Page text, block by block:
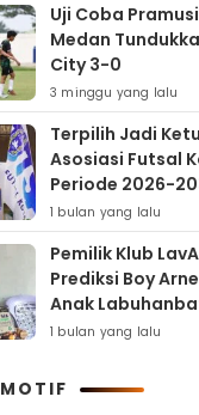
Uji Coba
Medan
City 3-0
3 minggu yang lalu
Terpilih Jadi
Asosiasi Futsal
Periode 2026-
Target Samha
Husein
1 bulan yang lalu
Pemilik Klub
Prediksi Boy
Anak
Tembus Level Asia
1 bulan yang lalu